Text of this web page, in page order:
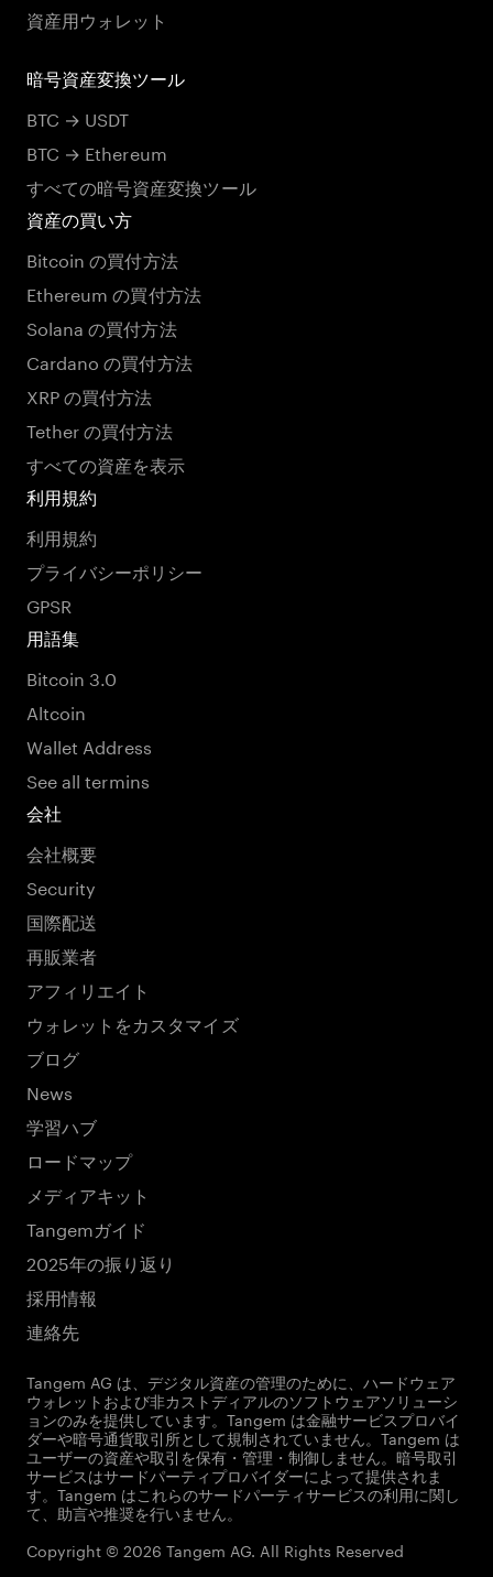
資産用ウォレット
暗号資産変換ツール
BTC → USDT
BTC → Ethereum
すべての暗号資産変換ツール
資産の買い方
Bitcoin の買付方法
Ethereum の買付方法
Solana の買付方法
Cardano の買付方法
XRP の買付方法
Tether の買付方法
すべての資産を表示
利用規約
利用規約
プライバシーポリシー
GPSR
用語集
Bitcoin 3.0
Altcoin
Wallet Address
See all termins
会社
会社概要
Security
国際配送
再販業者
アフィリエイト
ウォレットをカスタマイズ
ブログ
News
学習ハブ
ロードマップ
メディアキット
Tangemガイド
2025年の振り返り
採用情報
連絡先
Tangem AG は、デジタル資産の管理のために、ハードウェア
ウォレットおよび非カストディアルのソフトウェアソリューシ
ョンのみを提供しています。Tangem は金融サービスプロバイ
ダーや暗号通貨取引所として規制されていません。Tangem は
ユーザーの資産や取引を保有・管理・制御しません。暗号取引
サービスはサードパーティプロバイダーによって提供されま
す。Tangem はこれらのサードパーティサービスの利用に関し
て、助言や推奨を行いません。